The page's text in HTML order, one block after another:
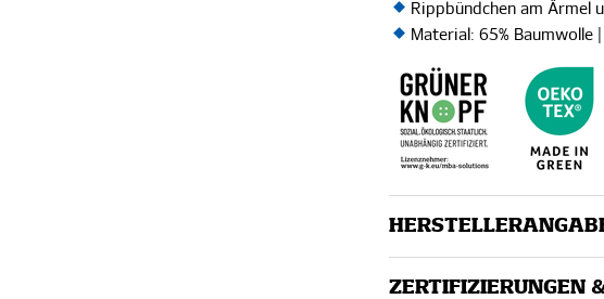
Rippbündchen am Ärmel
Material: 65% Baumwolle
ZERTIFIZIERUNGEN